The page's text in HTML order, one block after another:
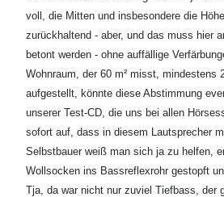
voll, die Mitten und insbesondere die
zurückhaltend - aber, und das muss hier
betont werden - ohne auffällige
Wohnraum, der 60 m² misst, mindestens
aufgestellt, könnte diese Abstimmung
unserer Test-CD, die uns bei allen
sofort auf, dass in diesem Lautsprecher
Selbstbauer weiß man sich ja zu helfen,
Wollsocken ins Bassreflexrohr gestopft
Tja, da war nicht nur zuviel Tiefbass, der